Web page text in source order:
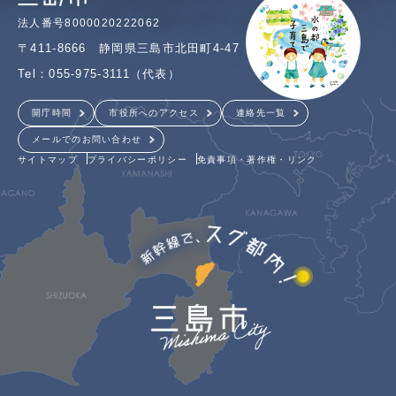
法人番号8000020222062
〒411-8666 静岡県三島市北田町4-47
Tel：055-975-3111（代表）
開庁時間 市役所へのアクセス 連絡先一覧
メールでのお問い合わせ
サイトマップ プライバシーポリシー 免責事項・著作権・リンク